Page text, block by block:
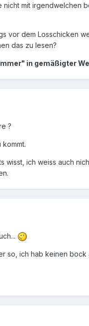
mit
vor dem Losschicken
das zu lesen?
in gemäßigter
?
wisst, ich weiss auch
so, ich hab keinen bock